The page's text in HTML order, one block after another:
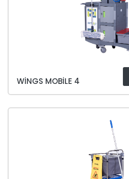
WINGS MOBILE 4